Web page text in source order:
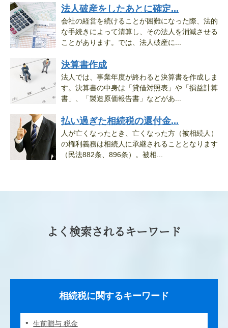
法人破産をしたあとに確定...
会社の経営を続けることが困難になった際、法的
な手続きによって清算し、その法人を消滅させる
ことがあります。では、法人破産に...
決算書作成
法人では、事業年度が終わると決算書を作成しま
す。決算書の中身は「貸借対照表」や「損益計算
書」、「製造原価報告書」などがあ...
払い過ぎた相続税の還付金...
人が亡くなったとき、亡くなった方（被相続人）
の権利義務は相続人に承継されることとなります
（民法882条、896条）。被相...
よく検索されるキーワード
相続税に関するキーワード
生前贈与 税金